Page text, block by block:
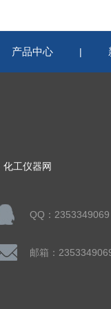
产品中心 |
化工仪器网
QQ：2353349069
邮箱：